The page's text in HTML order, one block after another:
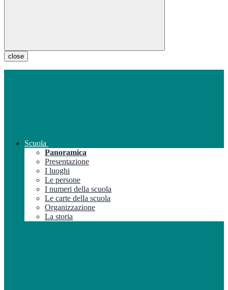
close
Scuola
Panoramica
Presentazione
I luoghi
Le persone
I numeri della scuola
Le carte della scuola
Organizzazione
La storia